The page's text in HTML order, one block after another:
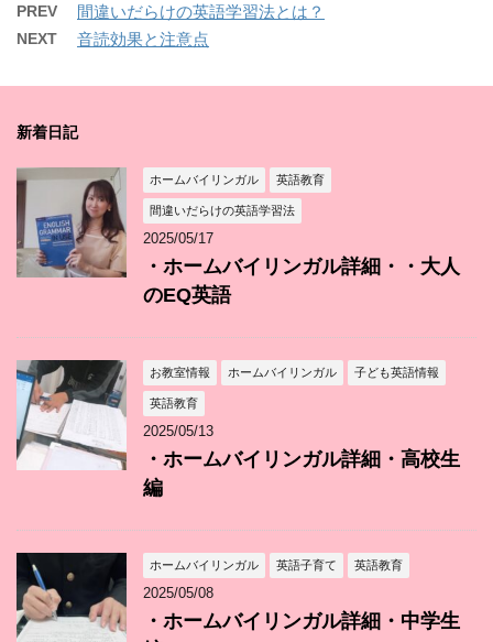
PREV 間違いだらけの英語学習法とは？
NEXT 音読効果と注意点
新着日記
ホームバイリンガル 英語教育
間違いだらけの英語学習法
2025/05/17
・ホームバイリンガル詳細・・大人
のEQ英語
お教室情報 ホームバイリンガル 子ども英語情報
英語教育
2025/05/13
・ホームバイリンガル詳細・高校生
編
ホームバイリンガル 英語子育て 英語教育
2025/05/08
・ホームバイリンガル詳細・中学生